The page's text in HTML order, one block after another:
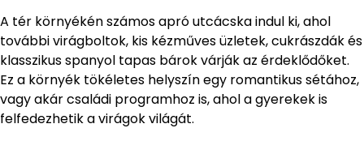
A tér környékén számos apró utcácska indul ki, ahol
további virágboltok, kis kézműves üzletek, cukrászdák és
klasszikus spanyol tapas bárok várják az érdeklődőket.
Ez a környék tökéletes helyszín egy romantikus sétához,
vagy akár családi programhoz is, ahol a gyerekek is
felfedezhetik a virágok világát.